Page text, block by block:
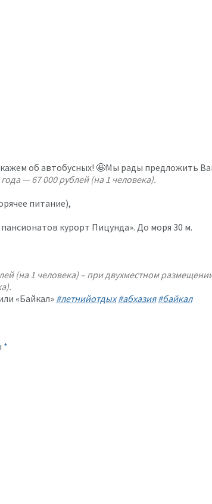
об автобусных! 🤩Мы рады предложить
— 67 000 рублей (на 1 человека).
питание),
курорт Пицунда». До моря 30 м.
(на 1 человека) – при двухместном
«Байкал»#летнийотдых #абхазия #байкал
*